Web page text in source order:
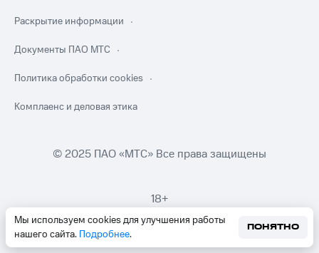
Мы используем cookies для улучшения работы
нашего сайта. Подробнее.
ПОНЯТНО
Раскрытие информации
Документы ПАО МТС
Политика обработки cookies
Комплаенс и деловая этика
© 2025 ПАО «МТС» Все права защищены
18+